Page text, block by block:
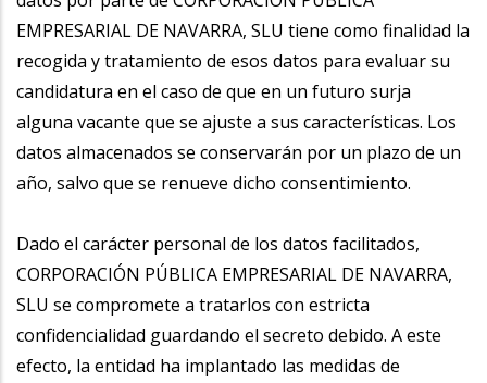
EMPRESARIAL DE NAVARRA, SLU tiene como finalidad la
recogida y tratamiento de esos datos para evaluar su
candidatura en el caso de que en un futuro surja
alguna vacante que se ajuste a sus características. Los
datos almacenados se conservarán por un plazo de un
año, salvo que se renueve dicho consentimiento.
Dado el carácter personal de los datos facilitados,
CORPORACIÓN PÚBLICA EMPRESARIAL DE NAVARRA,
SLU se compromete a tratarlos con estricta
confidencialidad guardando el secreto debido. A este
efecto, la entidad ha implantado las medidas de